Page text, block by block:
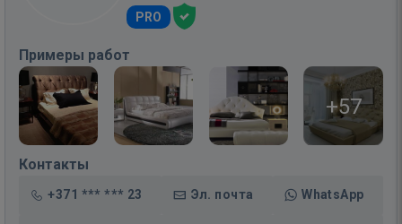
PRO
Примеры работ
+57
Контакты
+371 *** *** 23 Эл. почта WhatsApp